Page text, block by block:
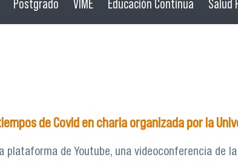
Postgrado VIME Educación Continua Salud
de Covid en charla organizada por la
de Youtube, una videoconferencia de